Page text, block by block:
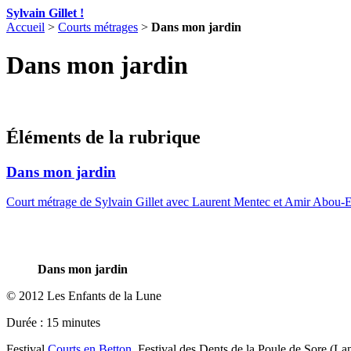
Sylvain Gillet !
Accueil > Courts métrages > Dans mon jardin
Dans mon jardin
Éléments de la rubrique
Dans mon jardin
Court métrage de Sylvain Gillet avec Laurent Mentec et Amir Abou-
Dans mon jardin
© 2012 Les Enfants de la Lune
Durée : 15 minutes